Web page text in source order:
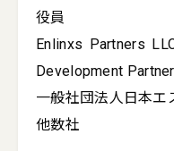
役員
Enlinxs Partners
Development Partner
一般社団法人日本エ
他数社